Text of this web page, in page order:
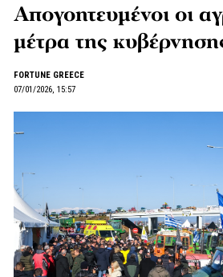
Απογοητευμένοι οι
μέτρα της
FORTUNE GREECE
07/01/2026, 15:57